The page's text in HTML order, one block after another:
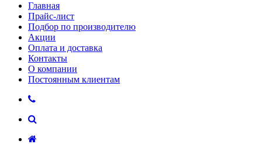
Главная
Прайс-лист
Подбор по производителю
Акции
Оплата и доставка
Контакты
О компании
Постоянным клиентам